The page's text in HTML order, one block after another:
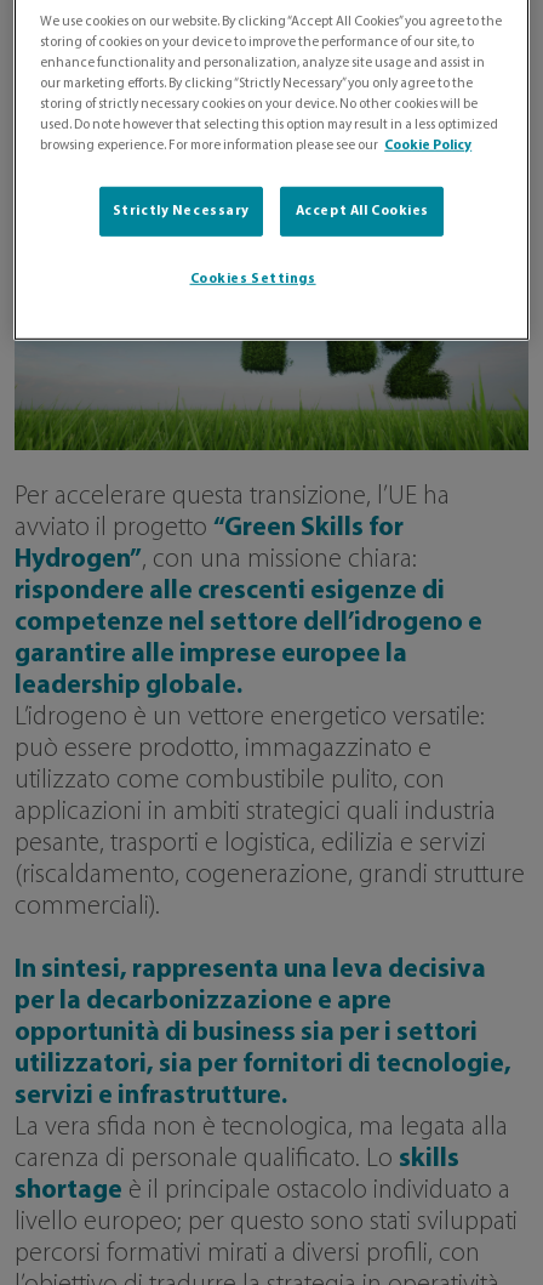
l’idrogeno rinnovabile al centro
della strategia industriale dei
prossimi anni.
Per accelerare questa transizione, l’UE ha
avviato il progetto “Green Skills for
Hydrogen”, con una missione chiara:
rispondere alle crescenti esigenze di
competenze nel settore dell’idrogeno e
garantire alle imprese europee la
leadership globale.
L’idrogeno è un vettore energetico versatile:
può essere prodotto, immagazzinato e
utilizzato come combustibile pulito, con
applicazioni in ambiti strategici quali industria
pesante, trasporti e logistica, edilizia e servizi
(riscaldamento, cogenerazione, grandi strutture
commerciali).
In sintesi, rappresenta una leva decisiva
per la decarbonizzazione e apre
opportunità di business sia per i settori
utilizzatori, sia per fornitori di tecnologie,
servizi e infrastrutture.
La vera sfida non è tecnologica, ma legata alla
carenza di personale qualificato. Lo skills
shortage è il principale ostacolo individuato a
livello europeo; per questo sono stati sviluppati
percorsi formativi mirati a diversi profili, con
We use cookies on our website. By clicking “Accept All Cookies” you agree to the
storing of cookies on your device to improve the performance of our site, to
enhance functionality and personalization, analyze site usage and assist in
our marketing efforts. By clicking “Strictly Necessary” you only agree to the
storing of strictly necessary cookies on your device. No other cookies will be
used. Do note however that selecting this option may result in a less optimized
browsing experience. For more information please see our Cookie Policy
Strictly Necessary Accept All Cookies
Cookies Settings